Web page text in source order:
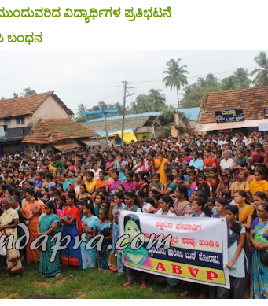
ವಿದ್ಯಾರ್ಥಿಗಳ ಪ್ರತಿಭಟನೆ
ಬಂಧನ